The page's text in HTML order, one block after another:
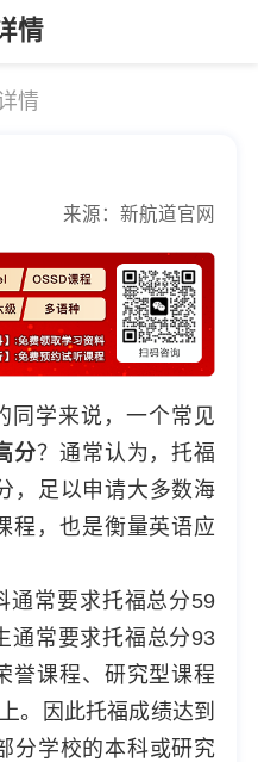
情
情
来源：新航道官网
同学来说，一个常见
分？通常认为，托福
，足以申请大多数海
程，也是衡量英语应
通常要求托福总分59
通常要求托福总分93
誉课程、研究型课程
。因此托福成绩达到
分学校的本科或研究